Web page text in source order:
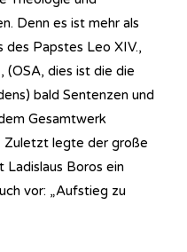
Denn es ist mehr als
des Papstes Leo XIV.,
(OSA, dies ist die die
bald Sentenzen und
Gesamtwerk
Zuletzt legte der große
Ladislaus Boros ein
vor: „Aufstieg zu